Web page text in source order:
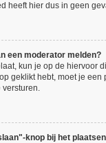
heeft hier dus in geen
een moderator melden?
kun je op de hiervoor
geklikt hebt, moet je een
versturen.
knop bij het